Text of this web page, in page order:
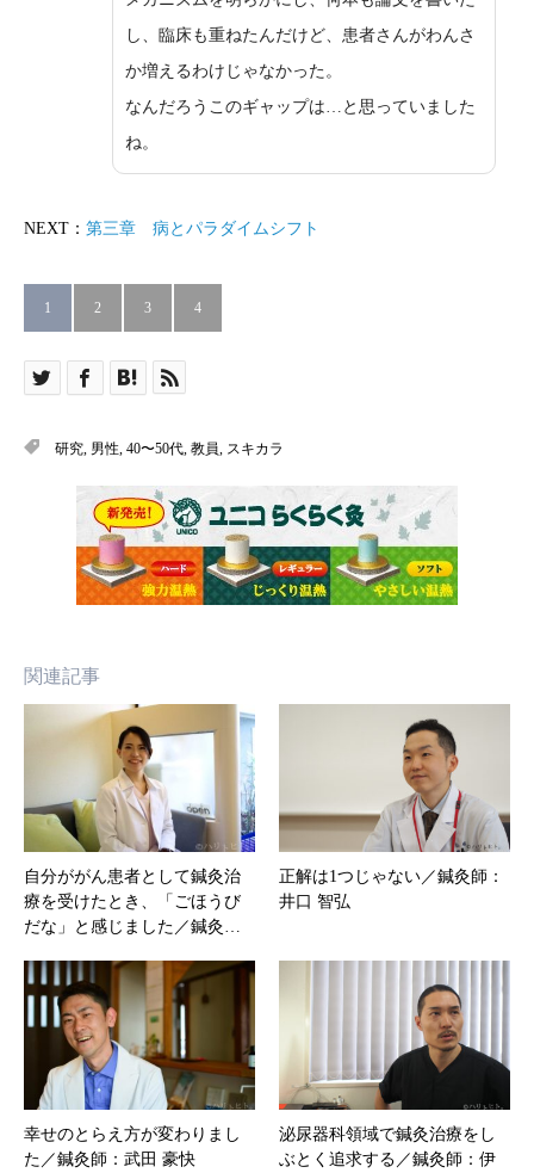
し、臨床も重ねたんだけど、患者さんがわんさ
か増えるわけじゃなかった。
なんだろうこのギャップは…と思っていました
ね。
NEXT： 第三章 病とパラダイムシフト
1 2 3 4
研究 男性 40〜50代 教員 スキカラ
関連記事
自分ががん患者として鍼灸治
療を受けたとき、「ごほうび
だな」と感じました／鍼灸…
正解は1つじゃない／鍼灸師：
井口 智弘
幸せのとらえ方が変わりまし
た／鍼灸師：武田 豪快
泌尿器科領域で鍼灸治療をし
ぶとく追求する／鍼灸師：伊